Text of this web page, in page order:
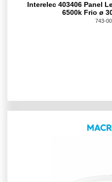
Interelec 403406 Panel
6500k Frio ø
743-